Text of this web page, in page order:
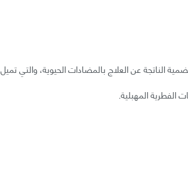
الناتجة عن العلاج بالمضادات الحيوية، والتي تميل
الفطرية المهبلية.